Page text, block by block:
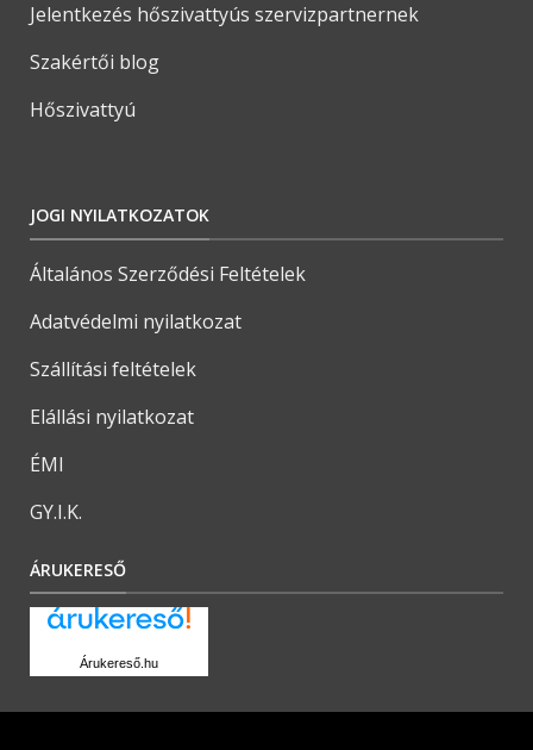
Jelentkezés hőszivattyús szervizpartnernek
Szakértői blog
Hőszivattyú
JOGI NYILATKOZATOK
Általános Szerződési Feltételek
Adatvédelmi nyilatkozat
Szállítási feltételek
Elállási nyilatkozat
ÉMI
GY.I.K.
ÁRUKERESŐ
Árukereső.hu